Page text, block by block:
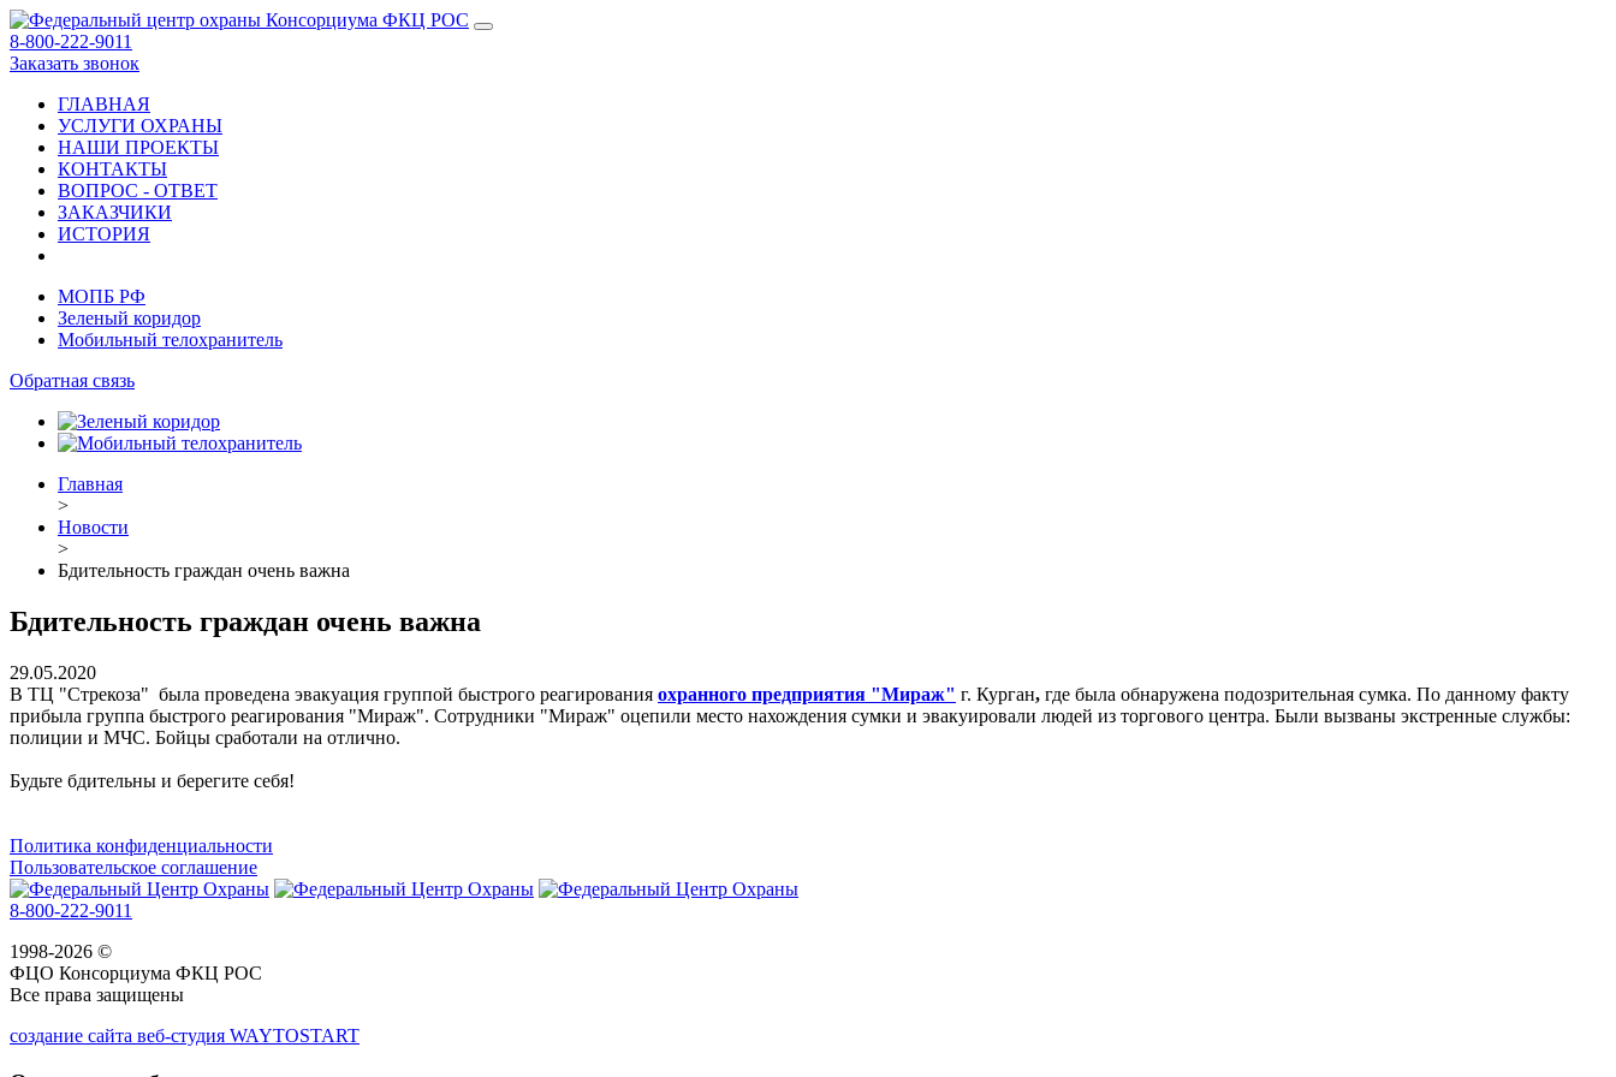
8-800-222-9011
Заказать звонок
ГЛАВНАЯ
УСЛУГИ ОХРАНЫ
НАШИ ПРОЕКТЫ
КОНТАКТЫ
ВОПРОС - ОТВЕТ
ЗАКАЗЧИКИ
ИСТОРИЯ
МОПБ РФ
Зеленый коридор
Мобильный телохранитель
Обратная связь
Главная
>
Новости
>
Бдительность граждан очень важна
Бдительность граждан очень важна
29.05.2020
В ТЦ "Стрекоза" была проведена эвакуация группой быстрого реагирования охранного предприятия "Мираж" г. Курган, где была обнаружена подозрительная сумка. По данному факту
прибыла группа быстрого реагирования "Мираж". Сотрудники "Мираж" оцепили место нахождения сумки и эвакуировали людей из торгового центра. Были вызваны экстренные службы:
полиции и МЧС. Бойцы сработали на отлично.
Будьте бдительны и берегите себя!
Политика конфиденциальности
Пользовательское соглашение
8-800-222-9011
1998-2026 ©
ФЦО Консорциума ФКЦ РОС
Все права защищены
создание сайта веб-студия WAYTOSTART